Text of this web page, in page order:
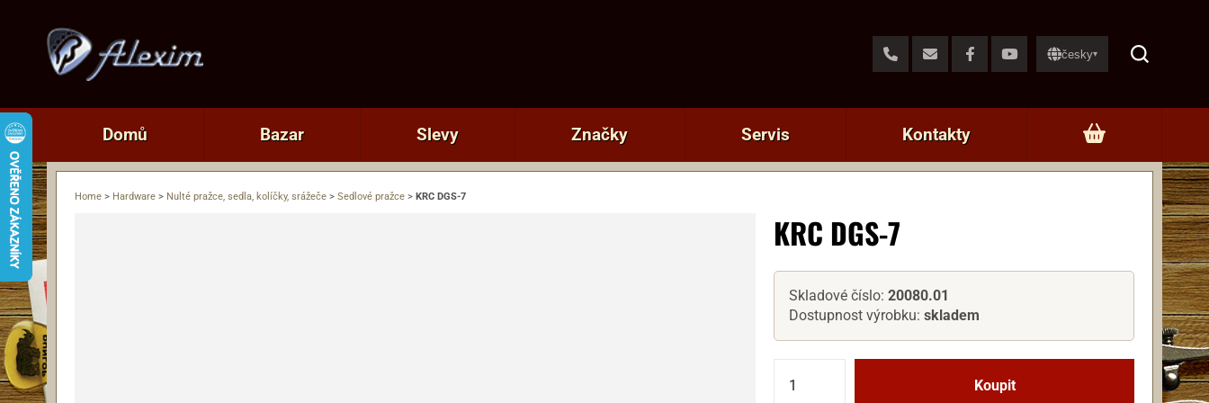
česky▾
Domů Bazar Slevy Značky Servis Kontakty
Home > Hardware > Nulté pražce, sedla, kolíčky, srážeče > Sedlové pražce > KRC DGS-7
KRC DGS-7
Skladové číslo:20080.01
Dostupnost výrobku:skladem